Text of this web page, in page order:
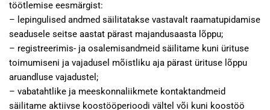
töötlemise eesmärgist:
– lepingulised andmed säilitatakse vastavalt raamatupidamise
seadusele seitse aastat pärast majandusaasta lõppu;
– registreerimis- ja osalemisandmeid säilitame kuni ürituse
toimumiseni ja vajadusel mõistliku aja pärast ürituse lõppu
aruandluse vajadustel;
– vabatahtlike ja meeskonnaliikmete kontaktandmeid
säilitame aktiivse koostööperioodi vältel või kuni koostöö